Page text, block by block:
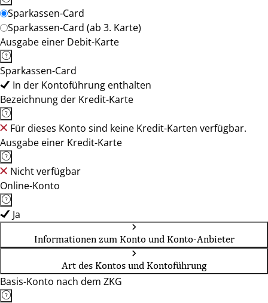
Sparkassen-Card
Sparkassen-Card (ab 3. Karte)
Ausgabe einer Debit-Karte
Sparkassen-Card
In der Kontoführung enthalten
Bezeichnung der Kredit-Karte
Für dieses Konto sind keine Kredit-Karten verfügbar.
Ausgabe einer Kredit-Karte
Nicht verfügbar
Online-Konto
Ja
Informationen zum Konto und Konto-Anbieter
Art des Kontos und Kontoführung
Basis-Konto nach dem ZKG